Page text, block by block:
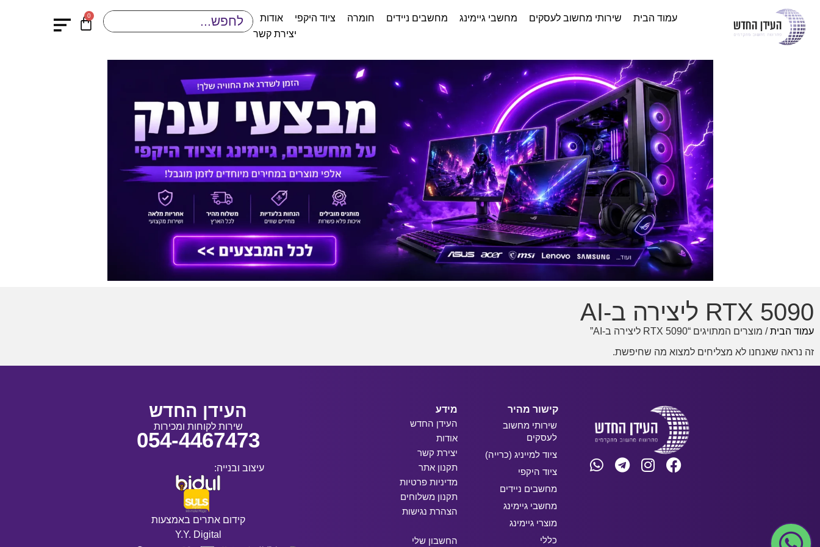
עמוד הבית שירותי מחשוב לעסקים מחשבי גיימינג מחשבים ניידים חומרה ציוד היקפי
אודות
יצירת קשר
0
RTX 5090 ליצירה ב-AI
עמוד הבית/ מוצרים המתויגים “RTX 5090 ליצירה ב-AI”
זה נראה שאנחנו לא מצליחים למצוא מה שחיפשת.
קישור מהיר
שירותי מחשוב
לעסקים
ציוד למייניג (כרייה)
ציוד היקפי
מחשבים ניידים
מחשבי גיימינג
מוצרי גיימינג
כללי
מידע
העידן החדש
אודות
יצירת קשר
תקנון אתר
מדיניות פרטיות
תקנון משלוחים
הצהרת נגישות
החשבון שלי
העידן החדש
שירות לקוחות ומכירות
054-4467473
עיצוב ובנייה:
קידום אתרים באמצעות
Y.Y. Digital